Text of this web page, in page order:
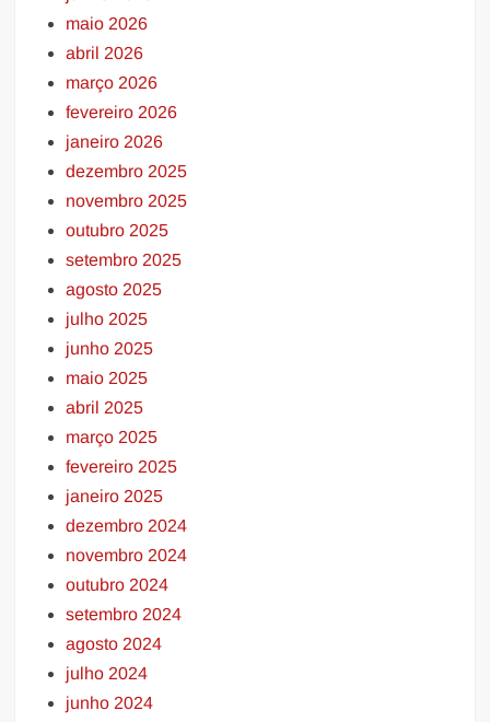
maio 2026
abril 2026
março 2026
fevereiro 2026
janeiro 2026
dezembro 2025
novembro 2025
outubro 2025
setembro 2025
agosto 2025
julho 2025
junho 2025
maio 2025
abril 2025
março 2025
fevereiro 2025
janeiro 2025
dezembro 2024
novembro 2024
outubro 2024
setembro 2024
agosto 2024
julho 2024
junho 2024